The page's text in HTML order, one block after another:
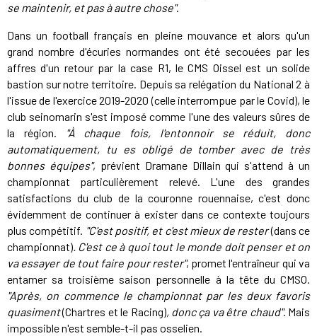
se maintenir, et pas à autre chose".
Dans un football français en pleine mouvance et alors qu'un
grand nombre d'écuries normandes ont été secouées par les
affres d'un retour par la case R1, le CMS Oissel est un solide
bastion sur notre territoire. Depuis sa relégation du National 2 à
l'issue de l'exercice 2019-2020 (celle interrompue par le Covid), le
club seinomarin s'est imposé comme l'une des valeurs sûres de
la région.
"À chaque fois, l'entonnoir se réduit, donc
automatiquement, tu es obligé de tomber avec de très
bonnes équipes", prévient Dramane Dillain qui s'attend à un
championnat particulièrement relevé. L'une des grandes
satisfactions du club de la couronne rouennaise, c'est donc
évidemment de continuer à exister dans ce contexte toujours
plus compétitif. "C'est positif, et c'est mieux de rester(dans ce
championnat). C'est ce à quoi tout le monde doit penser et on
va essayer de tout faire pour rester", promet l'entraîneur qui va
entamer sa troisième saison personnelle à la tête du CMSO.
"Après, on commence le championnat par les deux favoris
quasiment(Chartres et le Racing), donc ça va être chaud". Mais
impossible n'est semble-t-il pas osselien.